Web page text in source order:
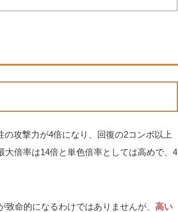
攻撃力が4倍になり、回復の2コンボ以上
倍率は14倍と単色倍率としては高めで、4
命的になるわけではありませんが、 高い